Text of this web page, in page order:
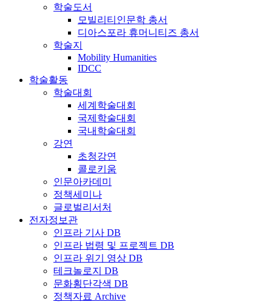
학술도서
모빌리티인문학 총서
디아스포라 휴머니티즈 총서
학술지
Mobility Humanities
IDCC
학술활동
학술대회
세계학술대회
국제학술대회
국내학술대회
강연
초청강연
콜로키움
인문아카데미
정책세미나
글로벌리서처
전자정보관
인프라 기사 DB
인프라 법령 및 프로젝트 DB
인프라 위기 영상 DB
테크놀로지 DB
문화횡단각색 DB
정책자료 Archive